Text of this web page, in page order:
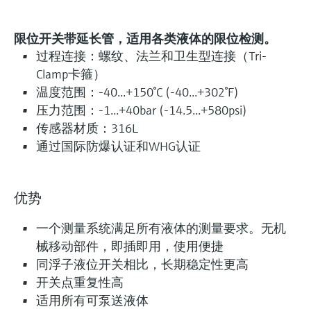
限位开关带延长管，适用各类液体的限位检测。
过程连接：螺纹、法兰和卫生型连接（Tri-
Clamp卡箍）
温度范围：-40...+150°C (-40...+302°F)
压力范围：-1...+40bar (-14.5...+580psi)
传感器材质：316L
通过国际防爆认证和WHG认证
优势
一个测量系统满足所有液体的测量要求。无机
械移动部件，即插即用，使用便捷
同浮子液位开关相比，长期稳定性更高
开关点重复性高
适用所有可泵送液体